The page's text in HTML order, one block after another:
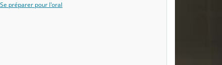
Se préparer pour l'oral